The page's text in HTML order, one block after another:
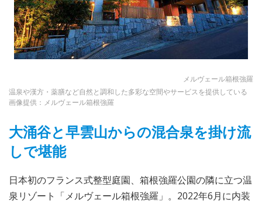
メルヴェール箱根強羅
温泉や漢方・薬膳など自然と調和した多彩な空間やサービスを提供している
画像提供：メルヴェール箱根強羅
大涌谷と早雲山からの混合泉を掛け流
しで堪能
日本初のフランス式整型庭園、箱根強羅公園の隣に立つ温
泉リゾート「メルヴェール箱根強羅」。2022年6月に内装